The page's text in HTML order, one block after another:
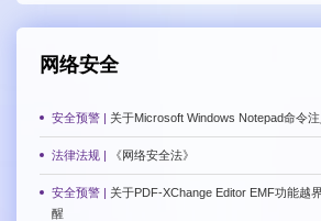
网络安全
安全预警 | 关于Microsoft Windows Notepad命令
法律法规 | 《网络安全法》
安全预警 |
醒